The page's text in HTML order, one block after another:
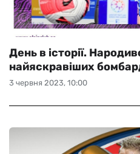
3 червня 2023, 10:00
День в історії.
найяскравіших